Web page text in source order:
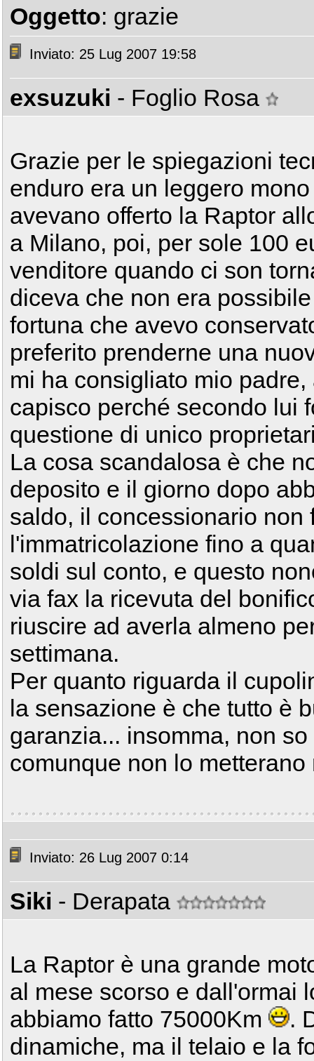
Oggetto: grazie
Inviato: 25 Lug 2007 19:58
exsuzuki - Foglio Rosa
Grazie per le spiegazioni
enduro era un leggero
avevano offerto la Raptor
a Milano, poi, per sole 100
venditore quando ci son
diceva che non era
fortuna che avevo
preferito prenderne una
mi ha consigliato mio
capisco perché secondo lui
questione di unico
La cosa scandalosa è che
deposito e il giorno dopo
saldo, il concessionario non
l'immatricolazione fino a
soldi sul conto, e questo
via fax la ricevuta del
riuscire ad averla almeno
settimana.
Per quanto riguarda il
la sensazione è che tutto è
garanzia... insomma, non
comunque non lo
Inviato: 26 Lug 2007 0:14
Siki - Derapata
La Raptor è una grande
al mese scorso e dall'ormai
abbiamo fatto 75000Km
.
dinamiche, ma il telaio e la